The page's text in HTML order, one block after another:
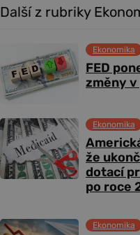
Další z rubriky
FED
změny v
Ekonomika
že
dotací
po roce
Ekonomika
Ekonomika